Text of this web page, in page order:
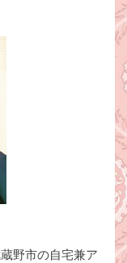
野市の自宅兼ア